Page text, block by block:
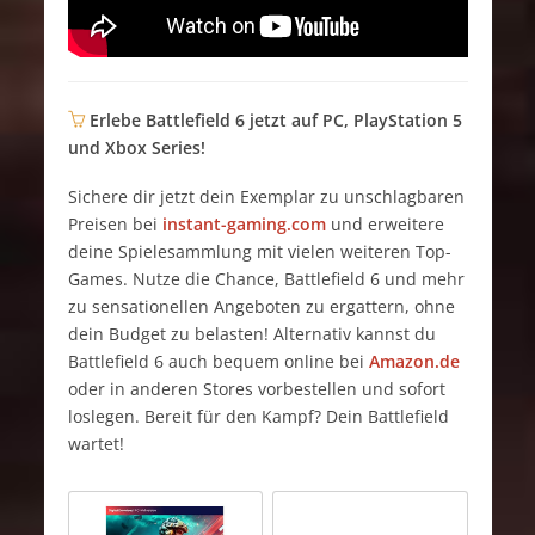
Erlebe Battlefield 6 jetzt auf PC, PlayStation 5
und Xbox Series!
Sichere dir jetzt dein Exemplar zu unschlagbaren
Preisen bei instant-gaming.comund erweitere
deine Spielesammlung mit vielen weiteren Top-
Games. Nutze die Chance, Battlefield 6 und mehr
zu sensationellen Angeboten zu ergattern, ohne
dein Budget zu belasten! Alternativ kannst du
Battlefield 6 auch bequem online bei Amazon.de
oder in anderen Stores vorbestellen und sofort
loslegen. Bereit für den Kampf? Dein Battlefield
wartet!